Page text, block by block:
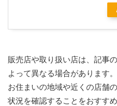
販売店や取り扱い店は、記事
よって異なる場合があります。
お住まいの地域や近くの店舗
状況を確認することをおすすめ